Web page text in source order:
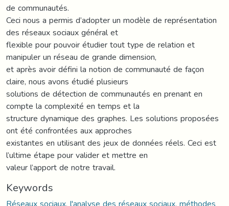
de communautés.
Ceci nous a permis d’adopter un modèle de représentation
des réseaux sociaux général et
flexible pour pouvoir étudier tout type de relation et
manipuler un réseau de grande dimension,
et après avoir défini la notion de communauté de façon
claire, nous avons étudié plusieurs
solutions de détection de communautés en prenant en
compte la complexité en temps et la
structure dynamique des graphes. Les solutions proposées
ont été confrontées aux approches
existantes en utilisant des jeux de données réels. Ceci est
l’ultime étape pour valider et mettre en
valeur l’apport de notre travail.
Keywords